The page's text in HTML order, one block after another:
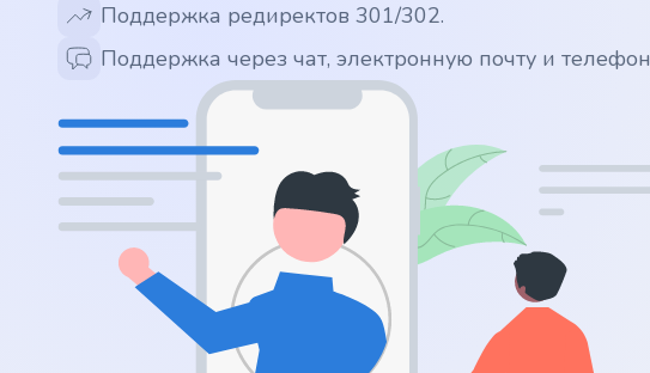
.site
.cloud
Поддержка редиректов 301/302.
Поддержка через чат, электронную почту и телефон